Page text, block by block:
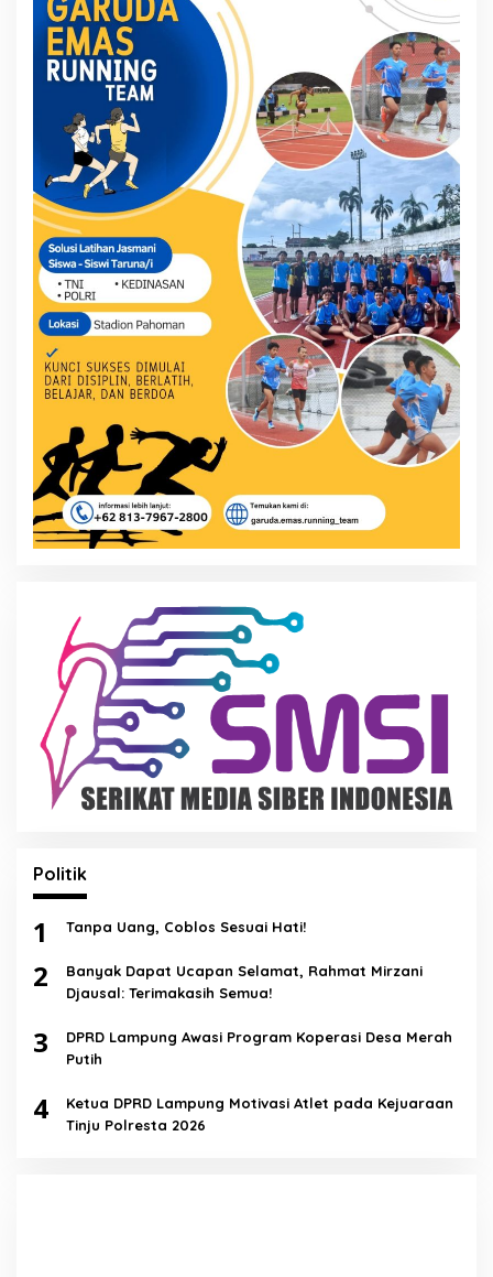
Politik
1 Tanpa Uang, Coblos Sesuai Hati!
2
Banyak Dapat Ucapan Selamat, Rahmat Mirzani
Djausal: Terimakasih Semua!
3
DPRD Lampung Awasi Program Koperasi Desa Merah
Putih
4
Ketua DPRD Lampung Motivasi Atlet pada Kejuaraan
Tinju Polresta 2026